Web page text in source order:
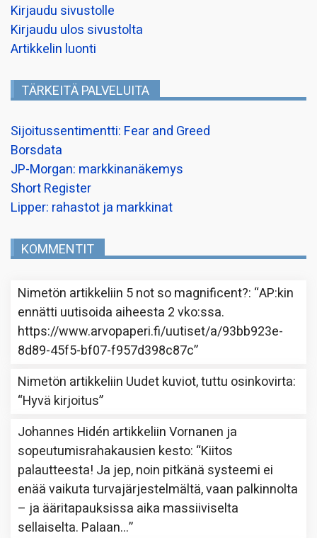
Kirjaudu sivustolle
Kirjaudu ulos sivustolta
Artikkelin luonti
TÄRKEITÄ PALVELUITA
Sijoitussentimentti: Fear and Greed
Borsdata
JP-Morgan: markkinanäkemys
Short Register
Lipper: rahastot ja markkinat
KOMMENTIT
Nimetön artikkeliin 5 not so magnificent?: “AP:kin
ennätti uutisoida aiheesta 2 vko:ssa.
https://www.arvopaperi.fi/uutiset/a/93bb923e-
8d89-45f5-bf07-f957d398c87c”
Nimetön artikkeliin Uudet kuviot, tuttu osinkovirta:
“Hyvä kirjoitus”
Johannes Hidén artikkeliinVornanen ja
sopeutumisrahakausien kesto: “Kiitos
palautteesta! Ja jep, noin pitkänä systeemi ei
enää vaikuta turvajärjestelmältä, vaan palkinnolta
– ja ääritapauksissa aika massiiviselta
sellaiselta. Palaan…”